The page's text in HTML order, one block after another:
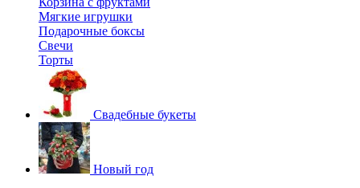
Мягкие игрушки
Подарочные боксы
Свечи
Торты
Свадебные букеты
Новый год